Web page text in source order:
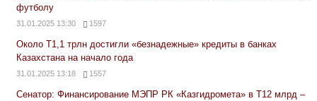
футболу
31.01.2025 13:30 1597
Около Т1,1 трлн достигли «безнадежные» кредиты в банках
Казахстана на начало года
31.01.2025 13:18 1557
Сенатор: Финансирование МЭПР РК «Казгидромета» в Т12 млрд –